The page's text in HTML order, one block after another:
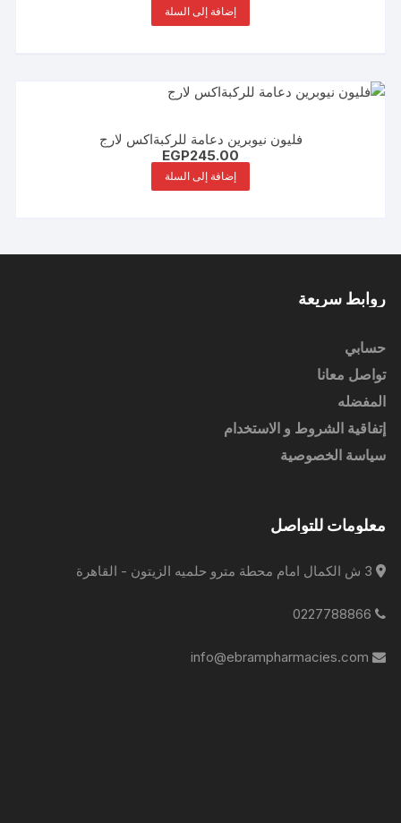
إضافة إلى السلة
فليون نيوبرين دعامة للركبةاكس لارج
EGP245.00
إضافة إلى السلة
روابط سريعة
حسابي
تواصل معانا
المفضله
إتفاقية الشروط و الاستخدام
سياسة الخصوصية
معلومات للتواصل